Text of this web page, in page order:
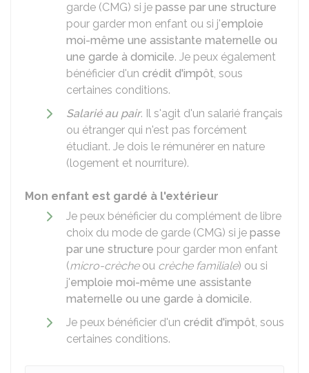
garde (CMG) si je passe par une structure
pour garder mon enfant ou si j'emploie
moi-même une assistante maternelle ou
une garde à domicile. Je peux également
bénéficier d'un crédit d'impôt, sous
certaines conditions.
Salarié au pair. Il s'agit d'un salarié français
ou étranger qui n'est pas forcément
étudiant. Je dois le rémunérer en nature
(logement et nourriture).
Mon enfant est gardé à l'extérieur
Je peux bénéficier du complément de libre
choix du mode de garde (CMG) si je passe
par une structure pour garder mon enfant
(micro-crècheou crèche familiale) ou si
j'emploie moi-même une assistante
maternelle ou une garde à domicile.
Je peux bénéficier d'un crédit d'impôt, sous
certaines conditions.